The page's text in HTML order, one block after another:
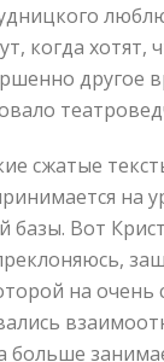
когда хотят,
другое
сжатые
на
базы. Вот
на очень
больше